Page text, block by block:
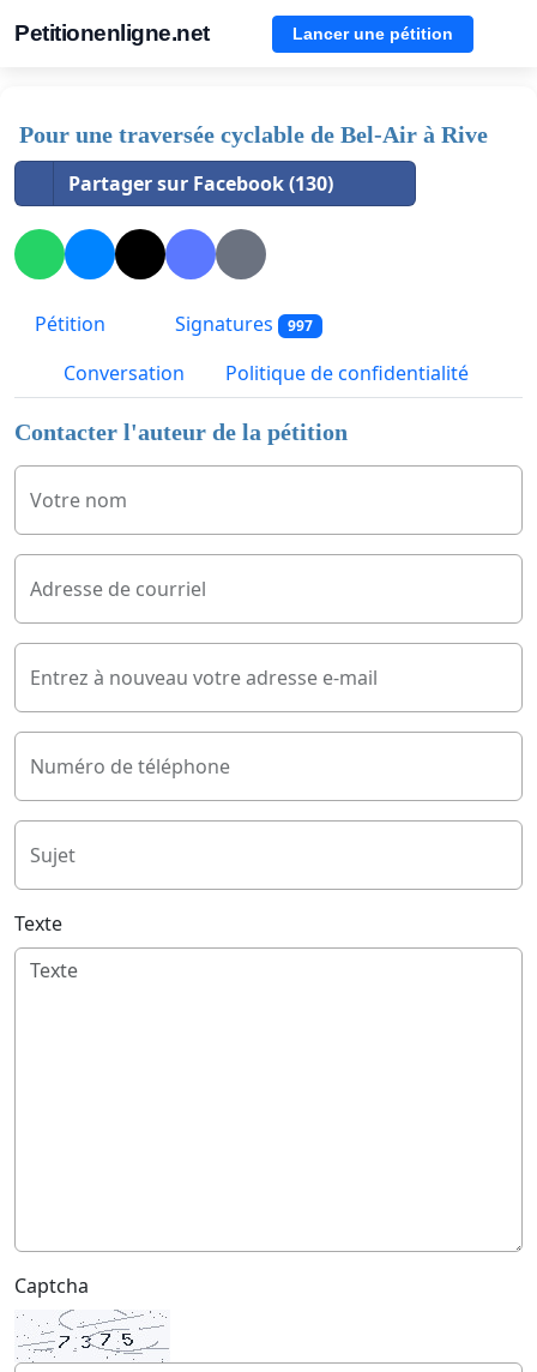
Petitionenligne.net Lancer une pétition
Pour une traversée cyclable de Bel-Air à Rive
Partager sur Facebook (130)
Pétition Signatures 997
Conversation Politique de confidentialité
Contacter l'auteur de la pétition
Votre nom
Adresse de courriel
Entrez à nouveau votre adresse e-mail
Numéro de téléphone
Sujet
Texte
Captcha